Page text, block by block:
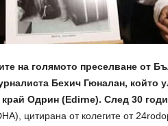
на голямото преселване от
Бехич Гюналан, който
Одрин (Edirne). След 30
цитирана от колегите от